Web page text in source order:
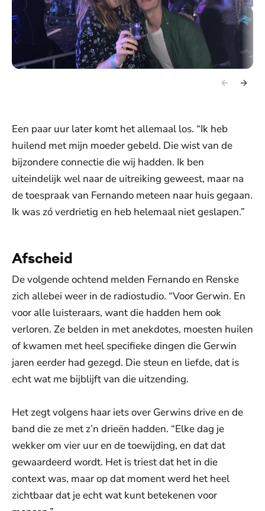
Een paar uur later komt het allemaal los. “Ik heb
huilend met mijn moeder gebeld. Die wist van de
bijzondere connectie die wij hadden. Ik ben
uiteindelijk wel naar de uitreiking geweest, maar na
de toespraak van Fernando meteen naar huis gegaan.
Ik was zó verdrietig en heb helemaal niet geslapen.”
Afscheid
De volgende ochtend melden Fernando en Renske
zich allebei weer in de radiostudio. “Voor Gerwin. En
voor alle luisteraars, want die hadden hem ook
verloren. Ze belden in met anekdotes, moesten huilen
of kwamen met heel specifieke dingen die Gerwin
jaren eerder had gezegd. Die steun en liefde, dat is
echt wat me bijblijft van die uitzending.
Het zegt volgens haar iets over Gerwins drive en de
band die ze met z’n drieën hadden. “Elke dag je
wekker om vier uur en de toewijding, en dat dat
gewaardeerd wordt. Het is triest dat het in die
context was, maar op dat moment werd het heel
zichtbaar dat je echt wat kunt betekenen voor